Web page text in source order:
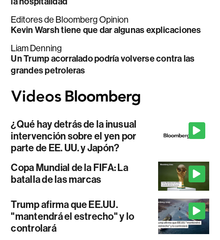
Editores de Bloomberg Opinion
Kevin Warsh tiene que dar algunas explicaciones
Liam Denning
Un Trump acorralado podría volverse contra las
grandes petroleras
¿Qué hay detrás de la inusual
intervención sobre el yen por
parte de EE. UU. y Japón?
Copa Mundial de la FIFA: La
batalla de las marcas
Trump afirma que EE.UU.
"mantendrá el estrecho" y lo
controlará